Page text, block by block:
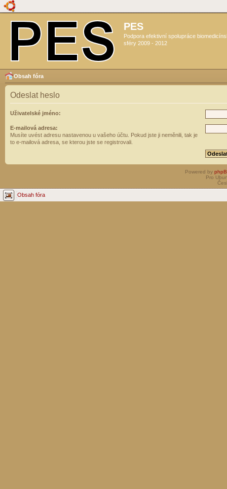
PES
Podpora efektivní spolupráce
sféry 2009 - 2012
Obsah fóra
Odeslat heslo
Uživatelské jméno:
E-mailová adresa:
Musíte uvést adresu nastavenou u vašeho účtu. Pokud jste ji neměnili, tak je
to e-mailová adresa, se kterou jste se registrovali.
Powered by
Pro
Obsah fóra